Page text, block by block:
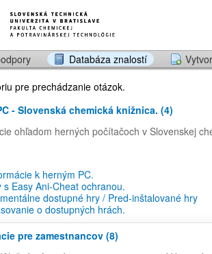
Databáza znalostí
pre prechádzanie otázok.
- Slovenská chemická knižnica. (4)
ohľadom herných počítačoch v Slovenskej
k herným PC.
s Easy Ani-Cheat ochranou.
dostupné hry / Pred-inštalované hry
o dostupných hrách.
pre zamestnancov (8)